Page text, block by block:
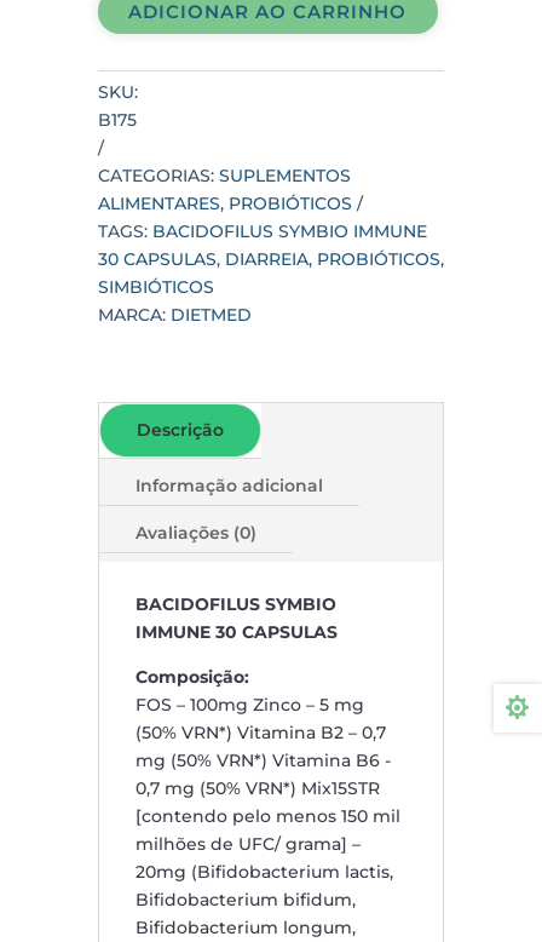
IMMUNE
CAPSULAS
quantidade
ADICIONAR AO CARRINHO
SKU:
B175
CATEGORIAS: SUPLEMENTOS
ALIMENTARES, PROBIÓTICOS
TAGS: BACIDOFILUS SYMBIO IMMUNE
30 CAPSULAS, DIARREIA, PROBIÓTICOS,
SIMBIÓTICOS
MARCA: DIETMED
Descrição
Informação adicional
Avaliações (0)
BACIDOFILUS SYMBIO
IMMUNE 30 CAPSULAS
Composição:
FOS – 100mg Zinco – 5 mg
(50% VRN*) Vitamina B2 – 0,7
mg (50% VRN*) Vitamina B6 -
0,7 mg (50% VRN*) Mix15STR
[contendo pelo menos 150 mil
milhões de UFC/ grama] –
20mg (Bifidobacterium lactis,
Bifidobacterium bifidum,
Bifidobacterium longum,
